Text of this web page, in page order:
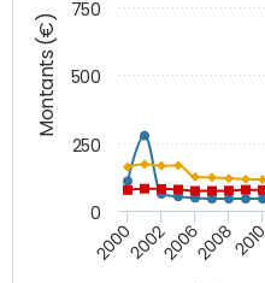
Montants (€)
20002002200620082010
0
250
500
750